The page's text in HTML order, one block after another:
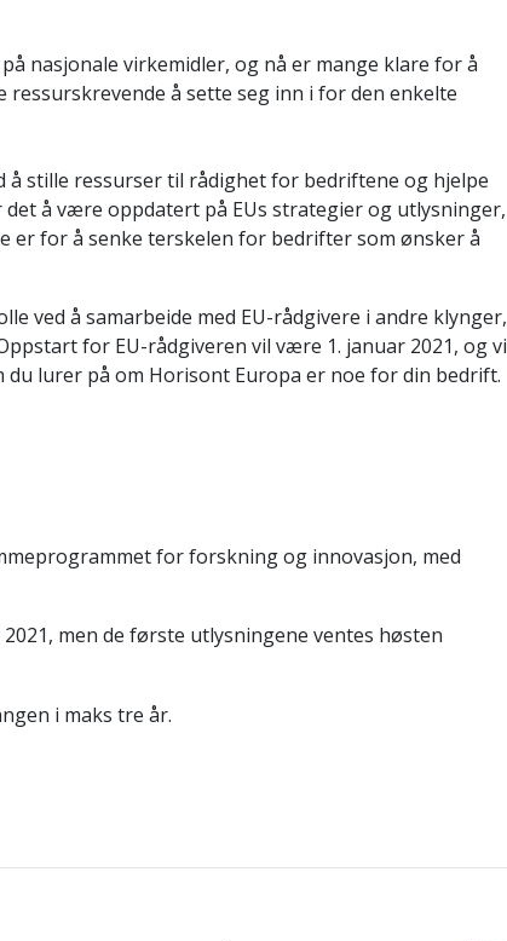
nasjonale virkemidler, og nå er mange klare for å
ressurskrevende å sette seg inn i for den enkelte
å stille ressurser til rådighet for bedriftene og hjelpe
å være oppdatert på EUs strategier og utlysninger,
er for å senke terskelen for bedrifter som ønsker å
ved å samarbeide med EU-rådgivere i andre klynger,
for EU-rådgiveren vil være 1. januar 2021, og vi
lurer på om Horisont Europa er noe for din bedrift.
for forskning og innovasjon, med
men de første utlysningene ventes høsten
i maks tre år.